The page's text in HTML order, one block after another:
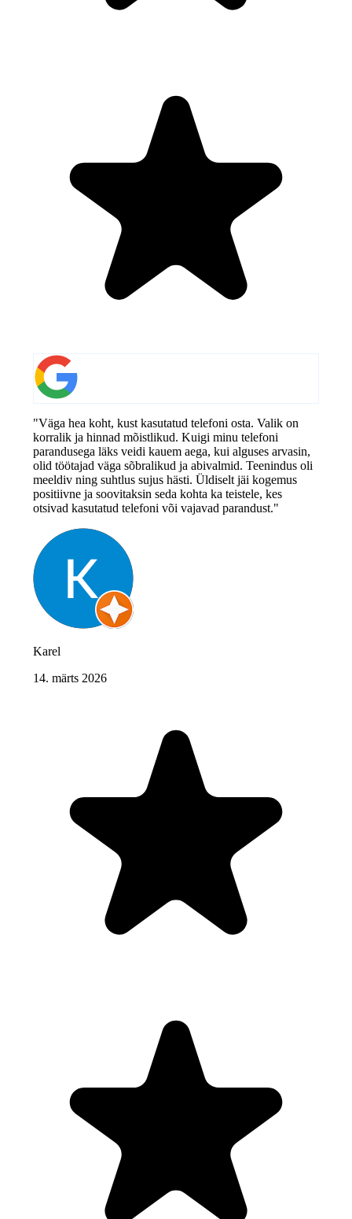
"Väga hea koht, kust kasutatud telefoni osta. Valik on
korralik ja hinnad mõistlikud. Kuigi minu telefoni
parandusega läks veidi kauem aega, kui alguses arvasin,
olid töötajad väga sõbralikud ja abivalmid. Teenindus oli
meeldiv ning suhtlus sujus hästi. Üldiselt jäi kogemus
positiivne ja soovitaksin seda kohta ka teistele, kes
otsivad kasutatud telefoni või vajavad parandust."
Karel
14. märts 2026